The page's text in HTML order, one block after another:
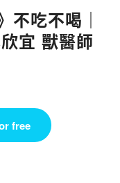
不吃不喝｜
宜 獸醫師
free